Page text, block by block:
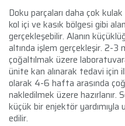
Doku parçaları daha çok kulak
kol içi ve kasık bölgesi gibi
gerçekleşebilir. Alanın
altında işlem gerçekleşir. 2-3
çoğaltılmak üzere
ünite kan alınarak tedavi için
olarak 4-6 hafta arasında
nakledilmek üzere hazırlanır.
küçük bir enjektör yardımıyla
edilir.